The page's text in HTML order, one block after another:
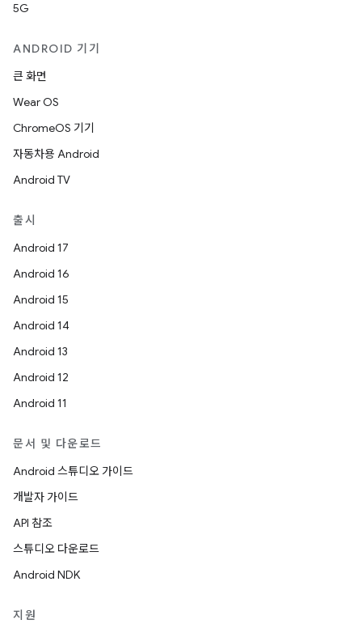
5G
ANDROID 기기
큰 화면
Wear OS
ChromeOS 기기
자동차용 Android
Android TV
출시
Android 17
Android 16
Android 15
Android 14
Android 13
Android 12
Android 11
문서 및 다운로드
Android 스튜디오 가이드
개발자 가이드
API 참조
스튜디오 다운로드
Android NDK
지원